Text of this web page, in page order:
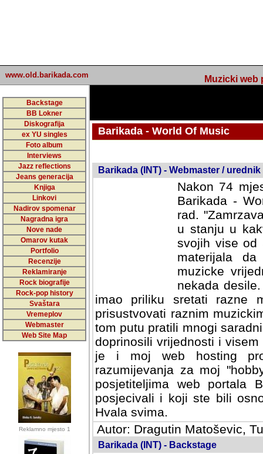
www.old.barikada.com Muzicki web
Backstage
BB Lokner
Diskografija
ex YU singles
Foto album
Interviews
Jazz reflections
Jeans generacija
Knjiga
Linkovi
Nadirov spomenar
Nagradna igra
Nove nade
Omarov kutak
Portfolio
Recenzije
Reklamiranje
Rock biografije
Rock-pop history
Svaštara
Vremeplov
Webmaster
Web Site Map
Reklamno mjesto 1
Barikada - World Of Music
Barikada (INT) - Webmaster / urednik
Nakon 74
Barikada -
rad.
u stanju u
svojih vise od
materijala
muzicke
nekada
imao priliku sretati razne
prisustvovati raznim
tom putu pratili mnogi
doprinosili vrijednosti i
je i moj web hosting
razumijevanja za moj
posjetiteljima web portala
posjecivali i koji ste bili
Hvala svima.
Autor: Dragutin Matoševic,
Barikada (INT) - Backstage